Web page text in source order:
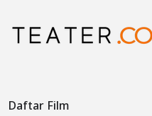
Daftar Film